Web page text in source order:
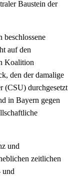
Baustein der
auf den
Koalition
den der damalige
(CSU) durchgesetzt
in Bayern gegen
und
zeitlichen
und